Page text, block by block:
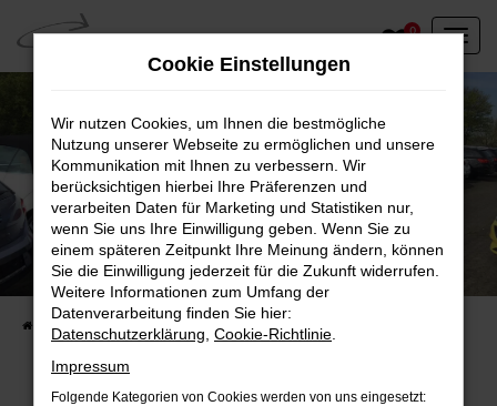
Zum
Hauptinhalt
springen
0
Unser Fahrzeugbestand vor Ort
Entdecken Sie unsere sofort verfügbaren
Fahrzeugangebote
Cookie Einstellungen
Wir nutzen Cookies, um Ihnen die bestmögliche
Nutzung unserer Webseite zu ermöglichen und unsere
Kommunikation mit Ihnen zu verbessern. Wir
berücksichtigen hierbei Ihre Präferenzen und
verarbeiten Daten für Marketing und Statistiken nur,
wenn Sie uns Ihre Einwilligung geben. Wenn Sie zu
einem späteren Zeitpunkt Ihre Meinung ändern, können
Sie die Einwilligung jederzeit für die Zukunft widerrufen.
Weitere Informationen zum Umfang der
Datenverarbeitung finden Sie hier:
Datenschutzerklärung Cookie-Richtlinie
Impressum
Folgende Kategorien von Cookies werden von uns eingesetzt: